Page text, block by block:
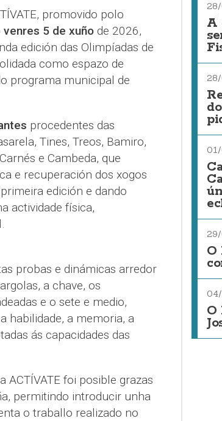
promovido polo
venres 5 de xuñode 2026,
edición das Olimpíadas de
como espazo de
programa municipal de
procedentes das
Tines, Treos, Bamiro,
e Cambeda, que
e recuperación dos xogos
edición e dando
actividade física,
probas e dinámicas arredor
a chave, os
e o sete e medio,
habilidade, a memoria, a
ás capacidades das
foi posible grazas
permitindo introducir unha
o traballo realizado no
A
O
O